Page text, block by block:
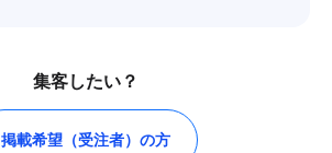
集客したい？
掲載希望（受注者）の方